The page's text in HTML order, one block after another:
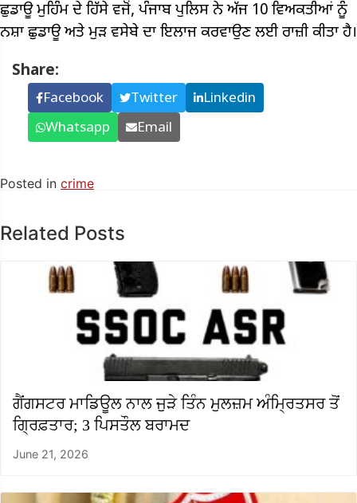
ਛੁਡਾਊ ਮੁਹਿੰਮ ਦੇ ਹਿੱਸੇ ਵਜੋਂ, ਪੰਜਾਬ ਪੁਲਿਸ ਨੇ ਅੱਜ 10 ਵਿਅਕਤੀਆਂ ਨੂੰ
ਨਸ਼ਾ ਛੁਡਾਊ ਅਤੇ ਮੁੜ ਵਸੇਬੇ ਦਾ ਇਲਾਜ ਕਰਵਾਉਣ ਲਈ ਰਾਜ਼ੀ ਕੀਤਾ ਹੈ।
Share:
Facebook Twitter
Linkedin
Whatsapp
Email
Posted in crime
Related Posts
ਗੈਂਗਸਟਰ ਮਾਡਿਊਲ ਨਾਲ ਜੁੜੇ ਤਿੰਨ ਮੁਲਜ਼ਮ ਅੰਮ੍ਰਿਤਸਰ ਤੋਂ
ਗ੍ਰਿਫ਼ਤਾਰ; 3 ਪਿਸਤੌਲ ਬਰਾਮਦ
June 21, 2026